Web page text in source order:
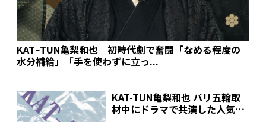
KATｰTUN亀梨和也 初時代劇で奮闘「なめる程度の
水分補給」「手を使わずに立っ...
KAT-TUN亀梨和也 パリ五輪取
材中にドラマで共演した人気女